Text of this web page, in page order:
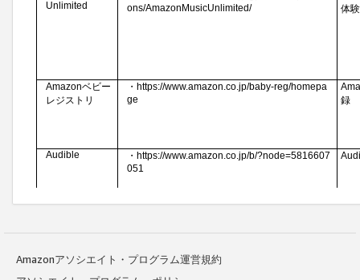
Amazonアソシエイト・プログラム運営規約